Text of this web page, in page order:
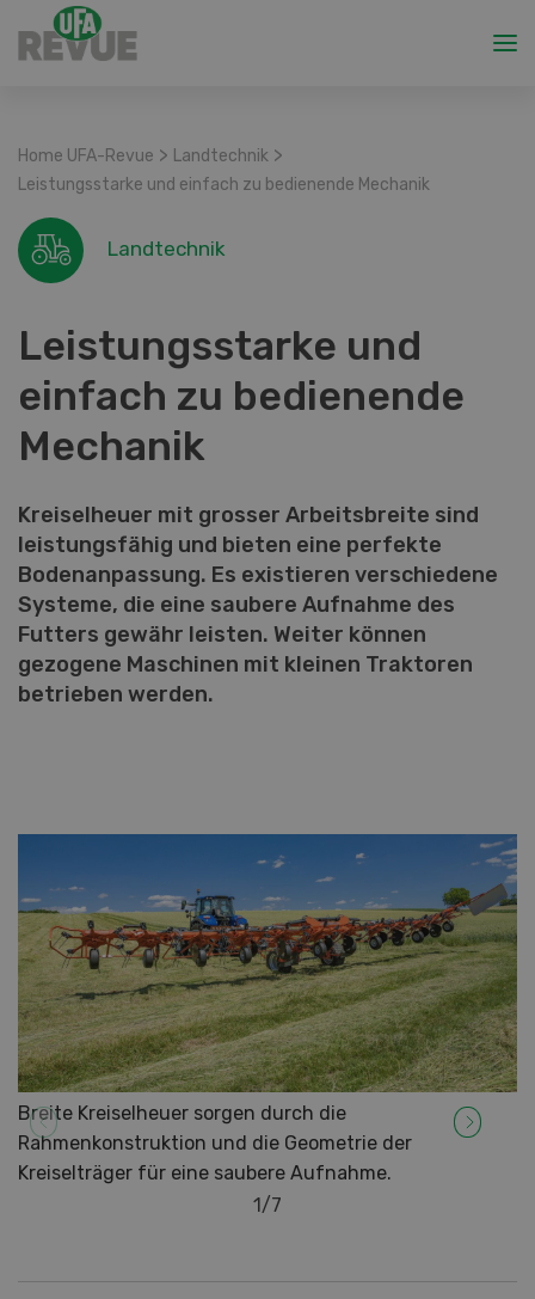
Home UFA-Revue > Landtechnik >
Leistungsstarke und einfach zu bedienende Mechanik
Landtechnik
Leistungsstarke und
einfach zu bedienende
Mechanik
Kreiselheuer mit grosser Arbeitsbreite sind
leistungsfähig und bieten eine perfekte
Bodenanpassung. Es existieren verschiedene
Systeme, die eine saubere Aufnahme des
Futters gewähr leisten. Weiter können
gezogene Maschinen mit kleinen Traktoren
betrieben werden.
Breite Kreiselheuer sorgen durch die
Rahmenkonstruktion und die Geometrie der
Kreiselträger für eine saubere Aufnahme.
1/7